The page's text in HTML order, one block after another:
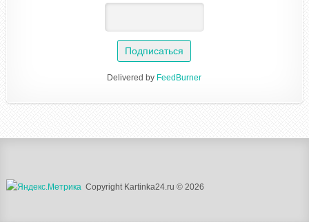
Delivered by FeedBurner
Copyright Kartinka24.ru © 2026